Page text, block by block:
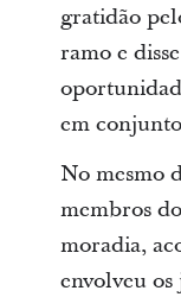
gratidão
ramo e
em
No mesmo
membros
moradia,
envolveu os